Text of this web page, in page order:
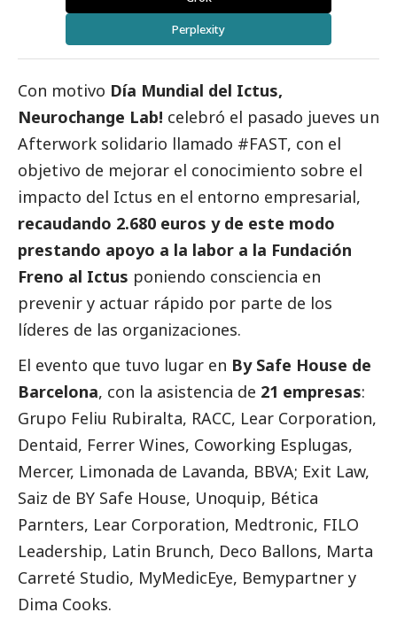
Perplexity
Con motivo Día Mundial del Ictus,
Neurochange Lab! celebró el pasado jueves un
Afterwork solidario llamado #FAST, con el
objetivo de mejorar el conocimiento sobre el
impacto del Ictus en el entorno empresarial,
recaudando 2.680 euros y de este modo
prestando apoyo a la labor a la Fundación
Freno al Ictus poniendo consciencia en
prevenir y actuar rápido por parte de los
líderes de las organizaciones.
El evento que tuvo lugar en By Safe House de
Barcelona, con la asistencia de 21 empresas:
Grupo Feliu Rubiralta, RACC, Lear Corporation,
Dentaid, Ferrer Wines, Coworking Esplugas,
Mercer, Limonada de Lavanda, BBVA; Exit Law,
Saiz de BY Safe House, Unoquip, Bética
Parnters, Lear Corporation, Medtronic, FILO
Leadership, Latin Brunch, Deco Ballons, Marta
Carreté Studio, MyMedicEye, Bemypartner y
Dima Cooks.